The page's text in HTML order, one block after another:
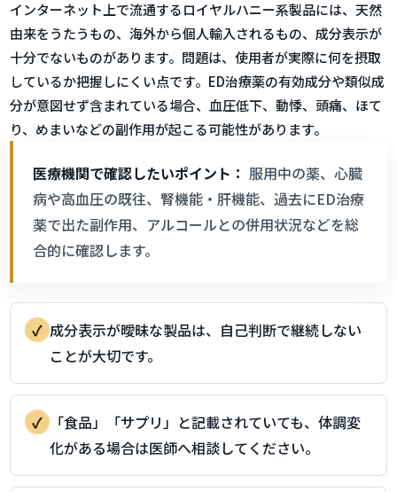
インターネット上で流通するロイヤルハニー系製品には、天然
由来をうたうもの、海外から個人輸入されるもの、成分表示が
十分でないものがあります。問題は、使用者が実際に何を摂取
しているか把握しにくい点です。ED治療薬の有効成分や類似成
分が意図せず含まれている場合、血圧低下、動悸、頭痛、ほて
り、めまいなどの副作用が起こる可能性があります。
医療機関で確認したいポイント： 服用中の薬、心臓
病や高血圧の既往、腎機能・肝機能、過去にED治療
薬で出た副作用、アルコールとの併用状況などを総
合的に確認します。
✓ 成分表示が曖昧な製品は、自己判断で継続しない
ことが大切です。
✓
「食品」「サプリ」と記載されていても、体調変
化がある場合は医師へ相談してください。